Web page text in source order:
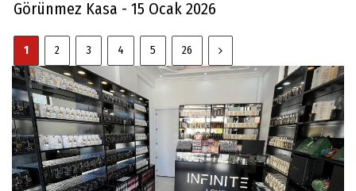
onuda bahsedeceğim. E devletten
tutanağın detayına bakarken Polatlı
Ankara arasındaki bozuk cihaza dayalı
bana hız sınırını 0 dan az aşmaktan ceza
gelmiş tabi sürede biriki gün geçmiş itiraz
edemedim. Ben sağdan çıkan araca
herzaman yol veririm , kırmızı ışığı asla
geçmem , mutlaka ama mutlaka sinyal
Görünmez Kasa - 15 Ocak 2026
1 2 3 4 5 26